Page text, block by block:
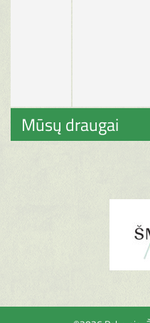
Mūsų draugai